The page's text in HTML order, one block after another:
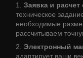
Заявка и расчет
техническое
необходимые
рассчитываем
Электронный
адаптирует ваши